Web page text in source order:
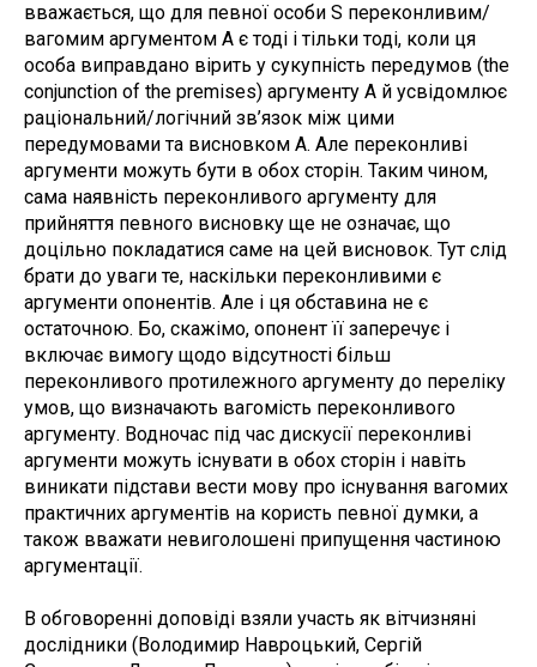
вважається, що для певної особи S переконливим/
вагомим аргументом A є тоді і тільки тоді, коли ця
особа виправдано вірить у сукупність передумов (the
conjunction of the premises) аргументу A й усвідомлює
раціональний/логічний зв’язок між цими
передумовами та висновком А. Але переконливі
аргументи можуть бути в обох сторін. Таким чином,
сама наявність переконливого аргументу для
прийняття певного висновку ще не означає, що
доцільно покладатися саме на цей висновок. Тут слід
брати до уваги те, наскільки переконливими є
аргументи опонентів. Але і ця обставина не є
остаточною. Бо, скажімо, опонент її заперечує і
включає вимогу щодо відсутності більш
переконливого протилежного аргументу до переліку
умов, що визначають вагомість переконливого
аргументу. Водночас під час дискусії переконливі
аргументи можуть існувати в обох сторін і навіть
виникати підстави вести мову про існування вагомих
практичних аргументів на користь певної думки, а
також вважати невиголошені припущення частиною
аргументації.
В обговоренні доповіді взяли участь як вітчизняні
дослідники (Володимир Навроцький, Сергій